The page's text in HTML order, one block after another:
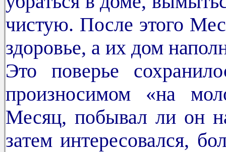
чистую. После этого
здоровье, а их дом
Это поверье
произносимом «на
Месяц, побывал ли он
затем интересовался,